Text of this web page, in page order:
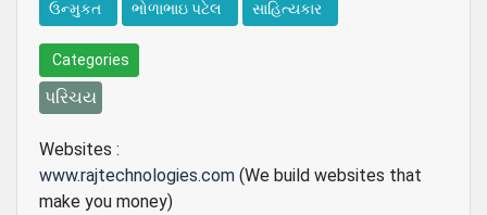
ઉન્મુકત ભોળાભાઇ પટેલ સાહિત્યકાર
Categories
પરિચય
Websites :
www.rajtechnologies.com (We build websites that
make you money)